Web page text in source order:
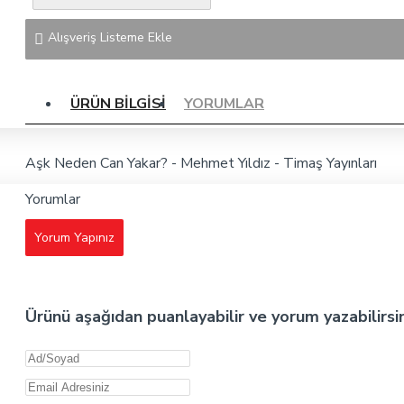
Alışveriş Listeme Ekle
ÜRÜN BILGISI YORUMLAR
Aşk Neden Can Yakar? - Mehmet Yıldız - Timaş Yayınları
Yorumlar
Yorum Yapınız
Ürünü aşağıdan puanlayabilir ve yorum